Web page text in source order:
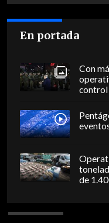
En portada
Con
de